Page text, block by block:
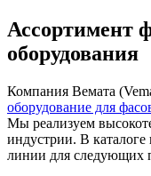
Ассортимент
оборудования
Компания Вемата
оборудование для
Мы реализуем
индустрии. В
линии для следующих